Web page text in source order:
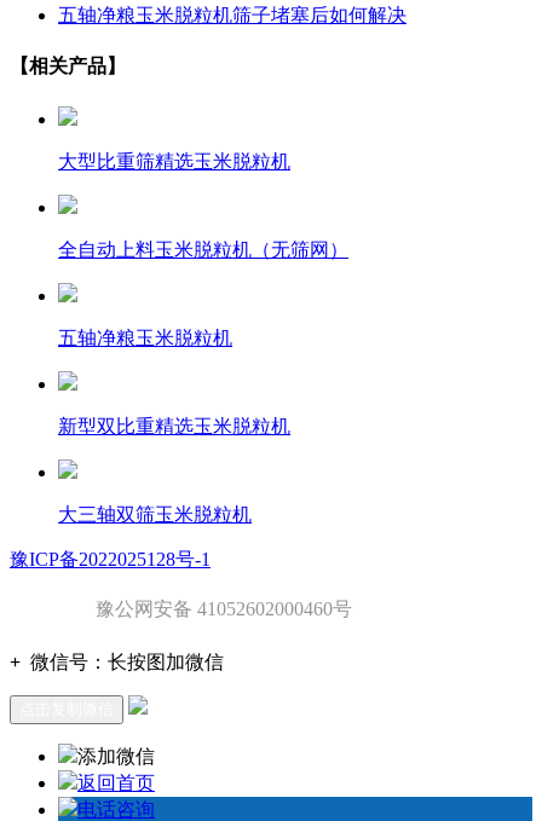
五轴净粮玉米脱粒机筛子堵塞后如何解决
【相关产品】
大型比重筛精选玉米脱粒机
全自动上料玉米脱粒机（无筛网）
五轴净粮玉米脱粒机
新型双比重精选玉米脱粒机
大三轴双筛玉米脱粒机
豫ICP备2022025128号-1
豫公网安备 41052602000460号
+ 微信号： 长按图加微信
添加微信
返回首页
电话咨询